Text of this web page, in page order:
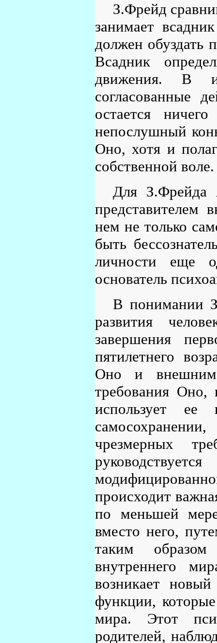
З.Фрейд
занимает
должен обуздать
Всадник
движения. В
согласованные
остается
непослушный
Оно, хотя и
собственной воле.
Для З.Фрейда
представителем
нем не только
быть
личности еще
основатель
В понимании
развития
завершения
пятилетнего
Оно и внешним
требования
использует ее
чрезмерных
происходит
по меньшей
вместо него,
таким образом
внутреннего
возникает
функции,
мира. Этот
родителей,